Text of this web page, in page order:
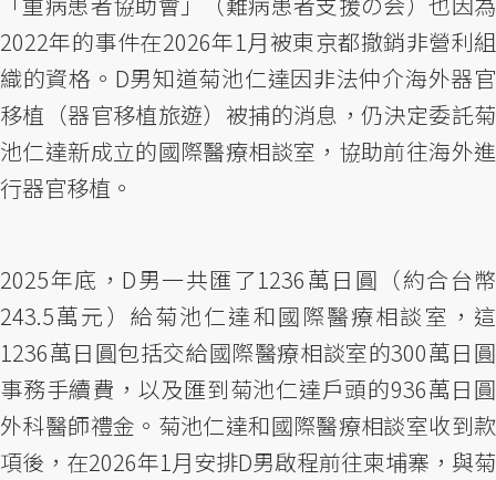
2022年的事件在2026年1月被東京都撤銷非營利組
織的資格。D男知道菊池仁達因非法仲介海外器官
移植（器官移植旅遊）被捕的消息，仍決定委託菊
池仁達新成立的國際醫療相談室，協助前往海外進
行器官移植。
2025年底，D男一共匯了1236萬日圓（約合台幣
243.5萬元）給菊池仁達和國際醫療相談室，這
1236萬日圓包括交給國際醫療相談室的300萬日圓
事務手續費，以及匯到菊池仁達戶頭的936萬日圓
外科醫師禮金。菊池仁達和國際醫療相談室收到款
項後，在2026年1月安排D男啟程前往柬埔寨，與菊